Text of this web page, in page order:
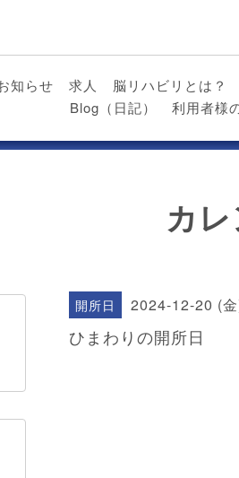
知らせ 求人 脳リハビリとは？
Blog（日記）
利用者様
カ
開所日 2024-12-20 (
ひまわりの開所日